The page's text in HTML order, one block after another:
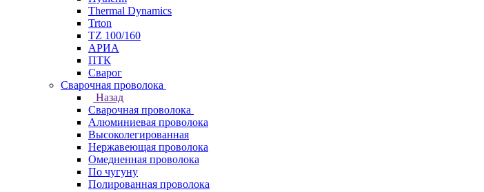
Thermal Dynamics
Trton
TZ 100/160
АРИА
ПТК
Сварог
Сварочная проволока
Назад
Сварочная проволока
Алюминиевая проволока
Высоколегированная
Нержавеющая проволока
Омедненная проволока
По чугуну
Полированная проволока